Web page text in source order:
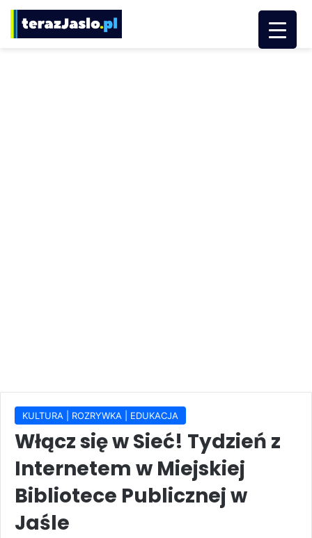
KULTURA | ROZRYWKA | EDUKACJA
Włącz się w Sieć! Tydzień z
Internetem w Miejskiej
Bibliotece Publicznej w
Jaśle